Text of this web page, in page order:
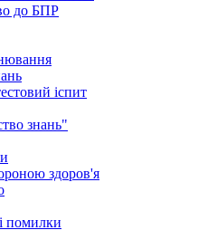
до БПР
іспит
знань"
здоров'я
помилки